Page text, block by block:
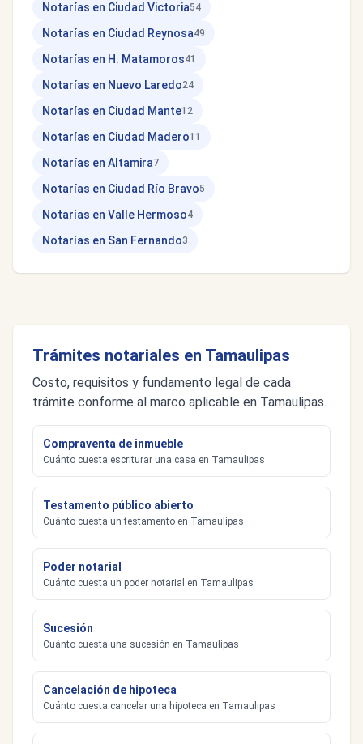
Notarías en Ciudad Victoria54
Notarías en Ciudad Reynosa49
Notarías en H. Matamoros41
Notarías en Nuevo Laredo24
Notarías en Ciudad Mante12
Notarías en Ciudad Madero11
Notarías en Altamira7
Notarías en Ciudad Río Bravo5
Notarías en Valle Hermoso4
Notarías en San Fernando3
Trámites notariales en Tamaulipas
Costo, requisitos y fundamento legal de cada
trámite conforme al marco aplicable en Tamaulipas.
Compraventa de inmueble
Cuánto cuesta escriturar una casa en Tamaulipas
Testamento público abierto
Cuánto cuesta un testamento en Tamaulipas
Poder notarial
Cuánto cuesta un poder notarial en Tamaulipas
Sucesión
Cuánto cuesta una sucesión en Tamaulipas
Cancelación de hipoteca
Cuánto cuesta cancelar una hipoteca en Tamaulipas